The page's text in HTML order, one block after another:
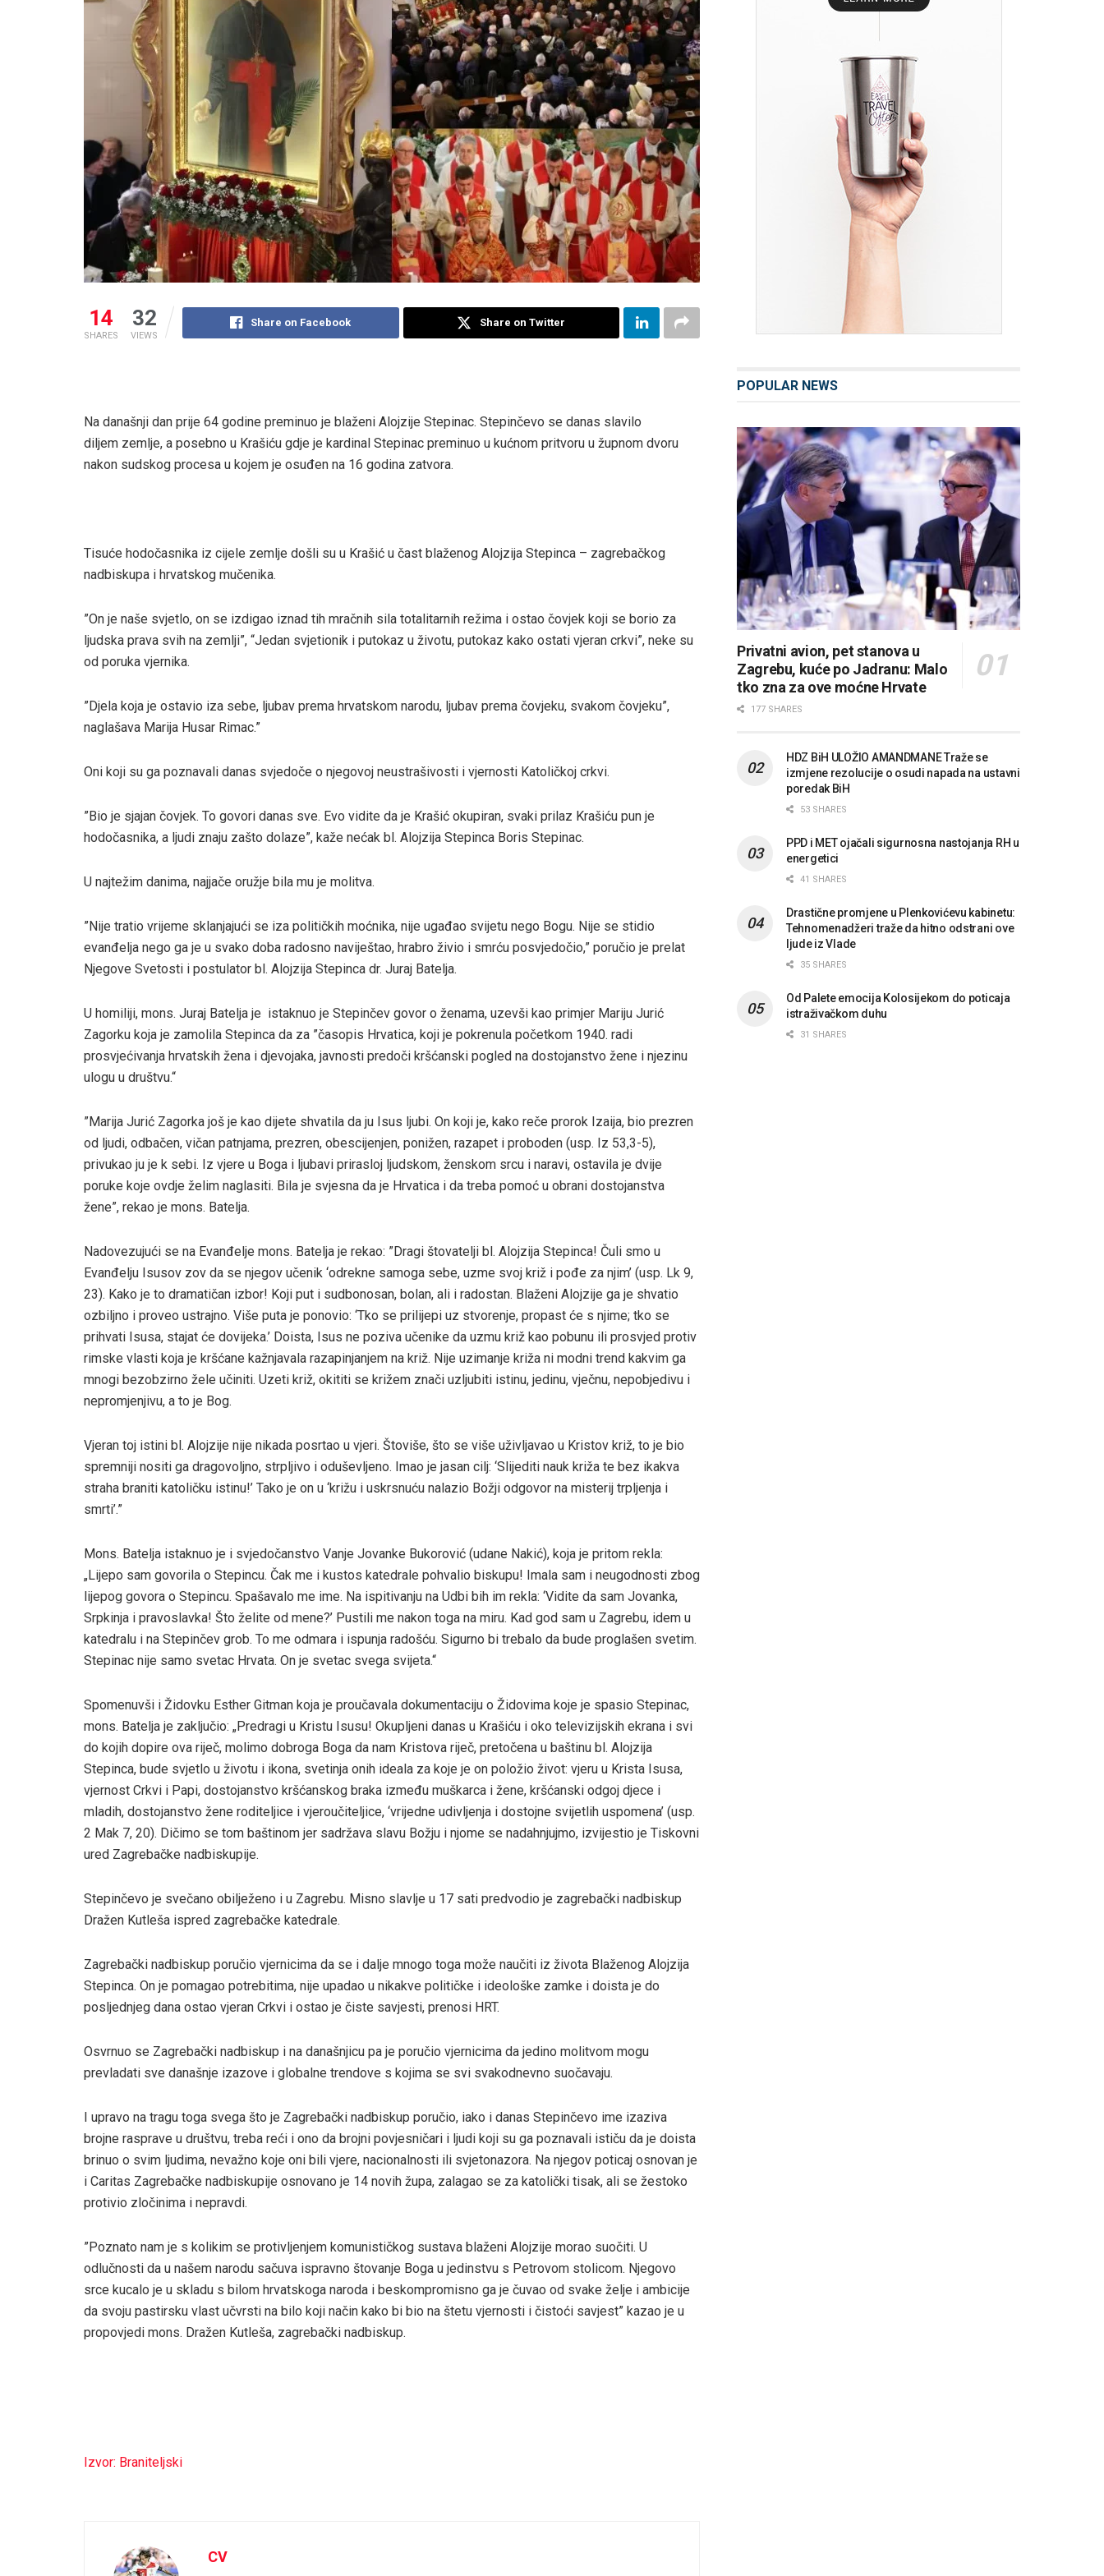
14
SHARES
32
VIEWS
Share on Facebook Share on Twitter
Na današnji dan prije 64 godine preminuo je blaženi Alojzije Stepinac. Stepinčevo se danas slavilo
diljem zemlje, a posebno u Krašiću gdje je kardinal Stepinac preminuo u kućnom pritvoru u župnom dvoru
nakon sudskog procesa u kojem je osuđen na 16 godina zatvora.
Tisuće hodočasnika iz cijele zemlje došli su u Krašić u čast blaženog Alojzija Stepinca – zagrebačkog
nadbiskupa i hrvatskog mučenika.
”On je naše svjetlo, on se izdigao iznad tih mračnih sila totalitarnih režima i ostao čovjek koji se borio za
ljudska prava svih na zemlji”, “Jedan svjetionik i putokaz u životu, putokaz kako ostati vjeran crkvi”, neke su
od poruka vjernika.
”Djela koja je ostavio iza sebe, ljubav prema hrvatskom narodu, ljubav prema čovjeku, svakom čovjeku”,
naglašava Marija Husar Rimac.”
Oni koji su ga poznavali danas svjedoče o njegovoj neustrašivosti i vjernosti Katoličkoj crkvi.
”Bio je sjajan čovjek. To govori danas sve. Evo vidite da je Krašić okupiran, svaki prilaz Krašiću pun je
hodočasnika, a ljudi znaju zašto dolaze”, kaže nećak bl. Alojzija Stepinca Boris Stepinac.
U najtežim danima, najjače oružje bila mu je molitva.
”Nije tratio vrijeme sklanjajući se iza političkih moćnika, nije ugađao svijetu nego Bogu. Nije se stidio
evanđelja nego ga je u svako doba radosno naviještao, hrabro živio i smrću posvjedočio,” poručio je prelat
Njegove Svetosti i postulator bl. Alojzija Stepinca dr. Juraj Batelja.
U homiliji, mons. Juraj Batelja je istaknuo je Stepinčev govor o ženama, uzevši kao primjer Mariju Jurić
Zagorku koja je zamolila Stepinca da za ”časopis Hrvatica, koji je pokrenula početkom 1940. radi
prosvjećivanja hrvatskih žena i djevojaka, javnosti predoči kršćanski pogled na dostojanstvo žene i njezinu
ulogu u društvu.“
”Marija Jurić Zagorka još je kao dijete shvatila da ju Isus ljubi. On koji je, kako reče prorok Izaija, bio prezren
od ljudi, odbačen, vičan patnjama, prezren, obescijenjen, ponižen, razapet i proboden (usp. Iz 53,3-5),
privukao ju je k sebi. Iz vjere u Boga i ljubavi prirasloj ljudskom, ženskom srcu i naravi, ostavila je dvije
poruke koje ovdje želim naglasiti. Bila je svjesna da je Hrvatica i da treba pomoć u obrani dostojanstva
žene”, rekao je mons. Batelja.
Nadovezujući se na Evanđelje mons. Batelja je rekao: ”Dragi štovatelji bl. Alojzija Stepinca! Čuli smo u
Evanđelju Isusov zov da se njegov učenik ‘odrekne samoga sebe, uzme svoj križ i pođe za njim’ (usp. Lk 9,
23). Kako je to dramatičan izbor! Koji put i sudbonosan, bolan, ali i radostan. Blaženi Alojzije ga je shvatio
ozbiljno i proveo ustrajno. Više puta je ponovio: ‘Tko se prilijepi uz stvorenje, propast će s njime; tko se
prihvati Isusa, stajat će dovijeka.’ Doista, Isus ne poziva učenike da uzmu križ kao pobunu ili prosvjed protiv
rimske vlasti koja je kršćane kažnjavala razapinjanjem na križ. Nije uzimanje križa ni modni trend kakvim ga
mnogi bezobzirno žele učiniti. Uzeti križ, okititi se križem znači uzljubiti istinu, jedinu, vječnu, nepobjedivu i
nepromjenjivu, a to je Bog.
Vjeran toj istini bl. Alojzije nije nikada posrtao u vjeri. Štoviše, što se više uživljavao u Kristov križ, to je bio
spremniji nositi ga dragovoljno, strpljivo i oduševljeno. Imao je jasan cilj: ‘Slijediti nauk križa te bez ikakva
straha braniti katoličku istinu!’ Tako je on u ‘križu i uskrsnuću nalazio Božji odgovor na misterij trpljenja i
smrti’.”
Mons. Batelja istaknuo je i svjedočanstvo Vanje Jovanke Bukorović (udane Nakić), koja je pritom rekla:
„Lijepo sam govorila o Stepincu. Čak me i kustos katedrale pohvalio biskupu! Imala sam i neugodnosti zbog
lijepog govora o Stepincu. Spašavalo me ime. Na ispitivanju na Udbi bih im rekla: ‘Vidite da sam Jovanka,
Srpkinja i pravoslavka! Što želite od mene?’ Pustili me nakon toga na miru. Kad god sam u Zagrebu, idem u
katedralu i na Stepinčev grob. To me odmara i ispunja radošću. Sigurno bi trebalo da bude proglašen svetim.
Stepinac nije samo svetac Hrvata. On je svetac svega svijeta.“
Spomenuvši i Židovku Esther Gitman koja je proučavala dokumentaciju o Židovima koje je spasio Stepinac,
mons. Batelja je zaključio: „Predragi u Kristu Isusu! Okupljeni danas u Krašiću i oko televizijskih ekrana i svi
do kojih dopire ova riječ, molimo dobroga Boga da nam Kristova riječ, pretočena u baštinu bl. Alojzija
Stepinca, bude svjetlo u životu i ikona, svetinja onih ideala za koje je on položio život: vjeru u Krista Isusa,
vjernost Crkvi i Papi, dostojanstvo kršćanskog braka između muškarca i žene, kršćanski odgoj djece i
mladih, dostojanstvo žene roditeljice i vjeroučiteljice, ‘vrijedne udivljenja i dostojne svijetlih uspomena’ (usp.
2 Mak 7, 20). Dičimo se tom baštinom jer sadržava slavu Božju i njome se nadahnjujmo, izvijestio je Tiskovni
ured Zagrebačke nadbiskupije.
Stepinčevo je svečano obilježeno i u Zagrebu. Misno slavlje u 17 sati predvodio je zagrebački nadbiskup
Dražen Kutleša ispred zagrebačke katedrale.
Zagrebački nadbiskup poručio vjernicima da se i dalje mnogo toga može naučiti iz života Blaženog Alojzija
Stepinca. On je pomagao potrebitima, nije upadao u nikakve političke i ideološke zamke i doista je do
posljednjeg dana ostao vjeran Crkvi i ostao je čiste savjesti, prenosi HRT.
Osvrnuo se Zagrebački nadbiskup i na današnjicu pa je poručio vjernicima da jedino molitvom mogu
prevladati sve današnje izazove i globalne trendove s kojima se svi svakodnevno suočavaju.
I upravo na tragu toga svega što je Zagrebački nadbiskup poručio, iako i danas Stepinčevo ime izaziva
brojne rasprave u društvu, treba reći i ono da brojni povjesničari i ljudi koji su ga poznavali ističu da je doista
brinuo o svim ljudima, nevažno koje oni bili vjere, nacionalnosti ili svjetonazora. Na njegov poticaj osnovan je
i Caritas Zagrebačke nadbiskupije osnovano je 14 novih župa, zalagao se za katolički tisak, ali se žestoko
protivio zločinima i nepravdi.
”Poznato nam je s kolikim se protivljenjem komunističkog sustava blaženi Alojzije morao suočiti. U
odlučnosti da u našem narodu sačuva ispravno štovanje Boga u jedinstvu s Petrovom stolicom. Njegovo
srce kucalo je u skladu s bilom hrvatskoga naroda i beskompromisno ga je čuvao od svake želje i ambicije
da svoju pastirsku vlast učvrsti na bilo koji način kako bi bio na štetu vjernosti i čistoći savjest” kazao je u
propovjedi mons. Dražen Kutleša, zagrebački nadbiskup.
Izvor: Braniteljski
CV
POPULAR NEWS
Privatni avion, pet stanova u
Zagrebu, kuće po Jadranu: Malo
tko zna za ove moćne Hrvate
177 SHARES
HDZ BiH ULOŽIO AMANDMANE Traže se
izmjene rezolucije o osudi napada na ustavni
poredak BiH
53 SHARES
PPD i MET ojačali sigurnosna nastojanja RH u
energetici
41 SHARES
Drastične promjene u Plenkovićevu kabinetu:
Tehnomenadžeri traže da hitno odstrani ove
ljude iz Vlade
35 SHARES
Od Palete emocija Kolosijekom do poticaja
istraživačkom duhu
31 SHARES